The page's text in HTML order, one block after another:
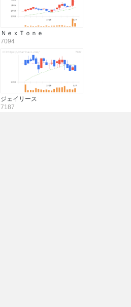
ＮｅｘＴｏｎｅ
7094
ジェイリース
7187